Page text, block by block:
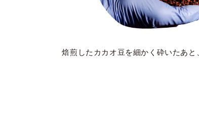
焙煎したカカオ豆を細かく砕いたあと